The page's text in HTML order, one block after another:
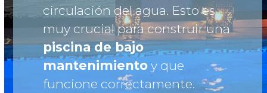
circulación del agua. Esto es
muy crucial para construir una
piscina de bajo
mantenimiento y que
funcione correctamente.